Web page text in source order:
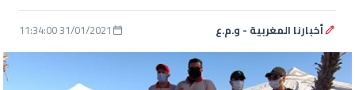
أخبارنا المغربية - و.م.ع 31/01/2021 11:34:00